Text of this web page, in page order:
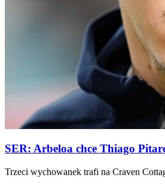
SER: Arbeloa chce Thiago
Trzeci wychowanek trafi na Craven